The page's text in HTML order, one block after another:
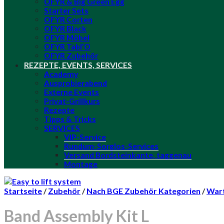
Starter Sets
OFYR Corten
OFYR Black
OFYR Möbel
OFYR Tabl’O
OFYR Zubehör
REZEPTE, EVENTS, SERVICES
Academy
Ausprobierabend
Externe Events
Privat-Grillkurs
Rezepte
Tipps & Tricks
SERVICES
VIP-Service
Rundum-Sorglos-Services
Versand Bordsteinkante, taggenau
Montage
Startseite/ Zubehör/ Nach BGE Zubehör Kategorien /
Band Assembly Kit L